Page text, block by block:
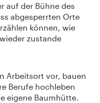
auf der Bühne des
abgesperrten Orte
können, wie
zustande
Arbeitsort vor, bauen
Berufe hochleben
eigene Baumhütte.